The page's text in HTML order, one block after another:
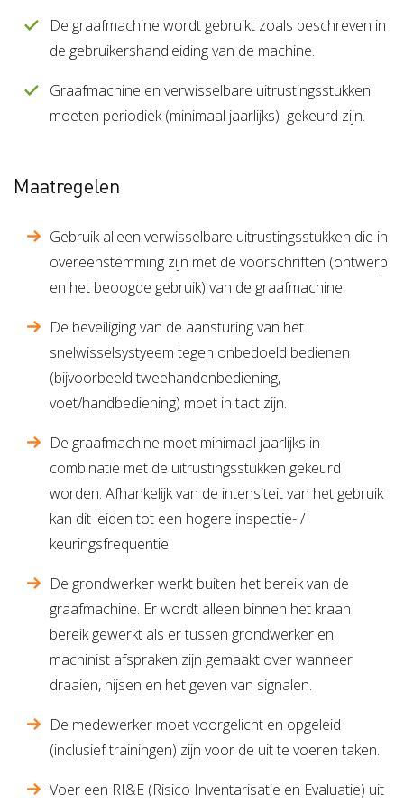
De graafmachine wordt gebruikt zoals beschreven in
de gebruikershandleiding van de machine.
Graafmachine en verwisselbare uitrustingsstukken
moeten periodiek (minimaal jaarlijks) gekeurd zijn.
Maatregelen
Gebruik alleen verwisselbare uitrustingsstukken die in
overeenstemming zijn met de voorschriften (ontwerp
en het beoogde gebruik) van de graafmachine.
De beveiliging van de aansturing van het
snelwisselsystyeem tegen onbedoeld bedienen
(bijvoorbeeld tweehandenbediening,
voet/handbediening) moet in tact zijn.
De graafmachine moet minimaal jaarlijks in
combinatie met de uitrustingsstukken gekeurd
worden. Afhankelijk van de intensiteit van het gebruik
kan dit leiden tot een hogere inspectie- /
keuringsfrequentie.
De grondwerker werkt buiten het bereik van de
graafmachine. Er wordt alleen binnen het kraan
bereik gewerkt als er tussen grondwerker en
machinist afspraken zijn gemaakt over wanneer
draaien, hijsen en het geven van signalen.
De medewerker moet voorgelicht en opgeleid
(inclusief trainingen) zijn voor de uit te voeren taken.
Voer een RI&E (Risico Inventarisatie en Evaluatie) uit